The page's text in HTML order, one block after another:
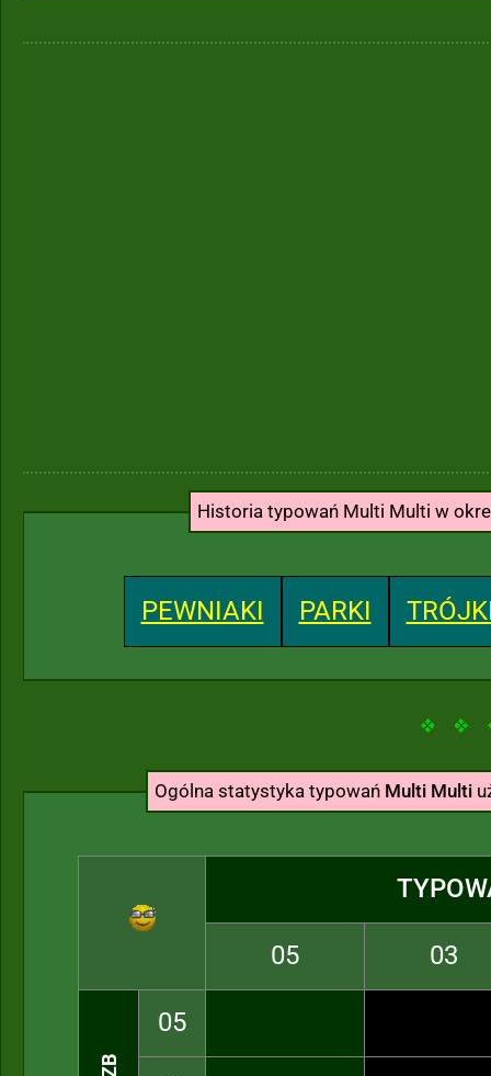
Historia typowań Multi Multi w
PEWNIAKI PARKI
Ogólna statystyka typowań Multi Multi
05 03
05